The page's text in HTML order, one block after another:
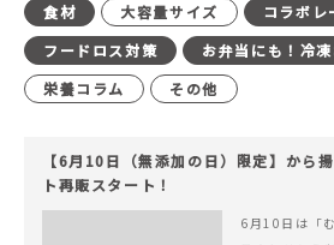
食材
大容量サイズ
コラボレ
フードロス対策
お弁当にも！冷
栄養コラム
その他
【6月10日（無添加の日）限定】から
ト再販スタート！
6月10日は「